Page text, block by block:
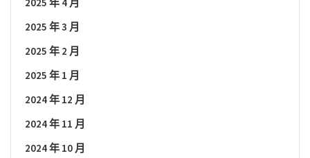
2025 年 3 月
2025 年 2 月
2025 年 1 月
2024 年 12 月
2024 年 11 月
2024 年 10 月